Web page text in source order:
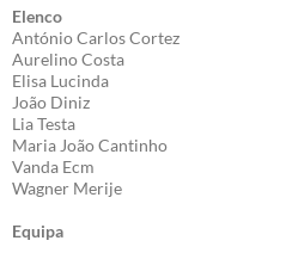
Elenco
António Carlos Cortez
Aurelino Costa
Elisa Lucinda
João Diniz
Lia Testa
Maria João Cantinho
Vanda Ecm
Wagner Merije
Equipa